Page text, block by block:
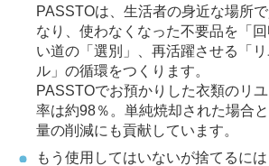
PASSTOは、生活者の身近な場所
なり、使わなくなった不要品を「
い道の「選別」、再活躍させる「
ル」の循環をつくります。
PASSTOでお預かりした衣類のリ
率は約98％。単純焼却された場合
量の削減にも貢献しています。
もう使用してはいないが捨てるに